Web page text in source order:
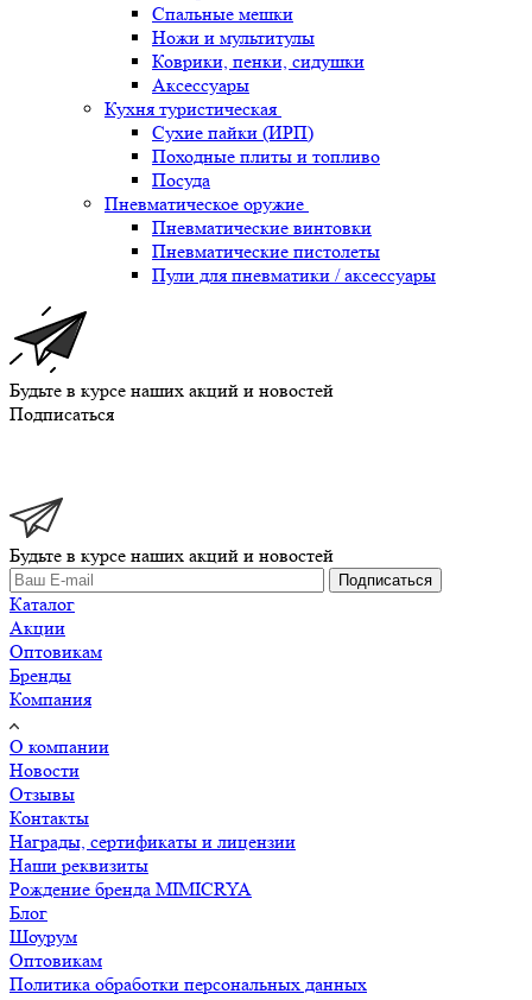
Спальные мешки
Ножи и мультитулы
Коврики, пенки, сидушки
Аксессуары
Кухня туристическая
Сухие пайки (ИРП)
Походные плиты и топливо
Посуда
Пневматическое оружие
Пневматические винтовки
Пневматические пистолеты
Пули для пневматики / аксессуары
Будьте в курсе наших акций и новостей
Подписаться
Будьте в курсе наших акций и новостей
Подписаться
Каталог
Акции
Оптовикам
Бренды
Компания
О компании
Новости
Отзывы
Контакты
Награды, сертификаты и лицензии
Наши реквизиты
Рождение бренда MIMICRYA
Блог
Шоурум
Оптовикам
Политика обработки персональных данных